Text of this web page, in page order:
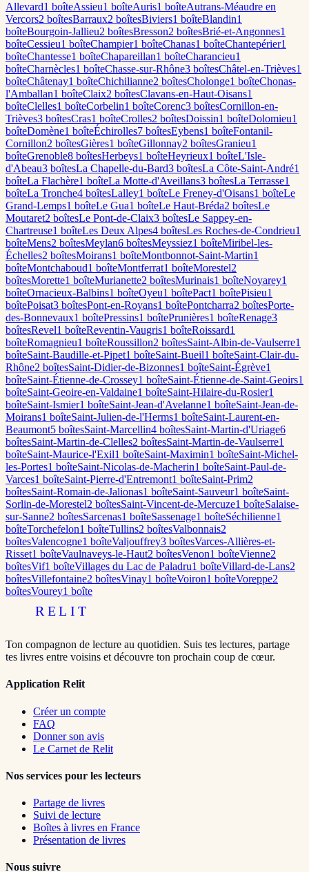
Allevard1 boîteAssieu1 boîteAuris1 boîteAutrans-Méaudre en
Vercors2 boîtesBarraux2 boîtesBiviers1 boîteBlandin1
boîteBourgoin-Jallieu2 boîtesBresson2 boîtesBrié-et-Angonnes1
boîteCessieu1 boîteChampier1 boîteChanas1 boîteChantepérier1
boîteChantesse1 boîteChapareillan1 boîteCharancieu1
boîteCharnècles1 boîteChasse-sur-Rhône3 boîtesChâtel-en-Trièves1
boîteChâtenay1 boîteChichilianne2 boîtesCholonge1 boîteChonas-
l'Amballan1 boîteClaix2 boîtesClavans-en-Haut-Oisans1
boîteClelles1 boîteCorbelin1 boîteCorenc3 boîtesCornillon-en-
Trièves3 boîtesCras1 boîteCrolles2 boîtesDoissin1 boîteDolomieu1
boîteDomène1 boîteÉchirolles7 boîtesEybens1 boîteFontanil-
Cornillon2 boîtesGières1 boîteGillonnay2 boîtesGranieu1
boîteGrenoble8 boîtesHerbeys1 boîteHeyrieux1 boîteL'Isle-
d'Abeau3 boîtesLa Chapelle-du-Bard3 boîtesLa Côte-Saint-André1
boîteLa Flachère1 boîteLa Motte-d'Aveillans3 boîtesLa Terrasse1
boîteLa Tronche4 boîtesLalley1 boîteLe Freney-d'Oisans1 boîteLe
Grand-Lemps1 boîteLe Gua1 boîteLe Haut-Bréda2 boîtesLe
Moutaret2 boîtesLe Pont-de-Claix3 boîtesLe Sappey-en-
Chartreuse1 boîteLes Deux Alpes4 boîtesLes Roches-de-Condrieu1
boîteMens2 boîtesMeylan6 boîtesMeyssiez1 boîteMiribel-les-
Échelles2 boîtesMoirans1 boîteMontbonnot-Saint-Martin1
boîteMontchaboud1 boîteMontferrat1 boîteMorestel2
boîtesMorette1 boîteMurianette2 boîtesMurinais1 boîteNoyarey1
boîteOrnacieux-Balbins1 boîteOyeu1 boîtePact1 boîtePisieu1
boîtePoisat3 boîtesPont-en-Royans1 boîtePontcharra2 boîtesPorte-
des-Bonnevaux1 boîtePressins1 boîtePrunières1 boîteRenage3
boîtesRevel1 boîteReventin-Vaugris1 boîteRoissard1
boîteRomagnieu1 boîteRoussillon2 boîtesSaint-Albin-de-Vaulserre1
boîteSaint-Baudille-et-Pipet1 boîteSaint-Bueil1 boîteSaint-Clair-du-
Rhône2 boîtesSaint-Didier-de-Bizonnes1 boîteSaint-Égrève1
boîteSaint-Étienne-de-Crossey1 boîteSaint-Étienne-de-Saint-Geoirs1
boîteSaint-Geoire-en-Valdaine1 boîteSaint-Hilaire-du-Rosier1
boîteSaint-Ismier1 boîteSaint-Jean-d'Avelanne1 boîteSaint-Jean-de-
Moirans1 boîteSaint-Julien-de-l'Herms1 boîteSaint-Laurent-en-
Beaumont5 boîtesSaint-Marcellin4 boîtesSaint-Martin-d'Uriage6
boîtesSaint-Martin-de-Clelles2 boîtesSaint-Martin-de-Vaulserre1
boîteSaint-Maurice-l'Exil1 boîteSaint-Maximin1 boîteSaint-Michel-
les-Portes1 boîteSaint-Nicolas-de-Macherin1 boîteSaint-Paul-de-
Varces1 boîteSaint-Pierre-d'Entremont1 boîteSaint-Prim2
boîtesSaint-Romain-de-Jalionas1 boîteSaint-Sauveur1 boîteSaint-
Sorlin-de-Morestel2 boîtesSaint-Vincent-de-Mercuze1 boîteSalaise-
sur-Sanne2 boîtesSarcenas1 boîteSassenage1 boîteSéchilienne1
boîteTorchefelon1 boîteTullins2 boîtesValbonnais2
boîtesValencogne1 boîteValjouffrey3 boîtesVarces-Allières-et-
Risset1 boîteVaulnaveys-le-Haut2 boîtesVenon1 boîteVienne2
boîtesVif1 boîteVillages du Lac de Paladru1 boîteVillard-de-Lans2
boîtesVillefontaine2 boîtesVinay1 boîteVoiron1 boîteVoreppe2
boîtesVourey1 boîte
RELIT
Ton compagnon de lecture au quotidien. Suis tes lectures, partage
tes livres entre voisins et découvre ton prochain coup de cœur.
Application Relit
Créer un compte
FAQ
Donner son avis
Le Carnet de Relit
Nos services pour les lecteurs
Partage de livres
Suivi de lecture
Boîtes à livres en France
Présentation de livres
Nous suivre